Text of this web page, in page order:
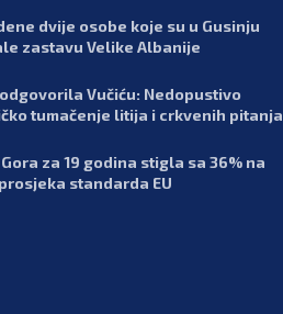
dvije osobe koje su u Gusinju
zastavu Velike Albanije
odgovorila Vučiću: Nedopustivo
tumačenje litija i crkvenih pitanja
za 19 godina stigla sa 36% na
standarda EU